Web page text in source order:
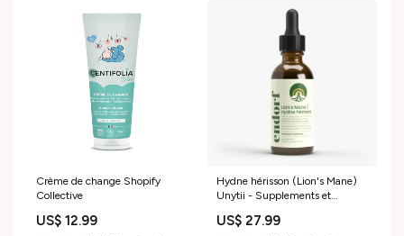
Crème de change Shopify
Collective
US$ 12.99
Hydne hérisson (Lion's Mane)
Unytii - Supplements et
US$ 27.99